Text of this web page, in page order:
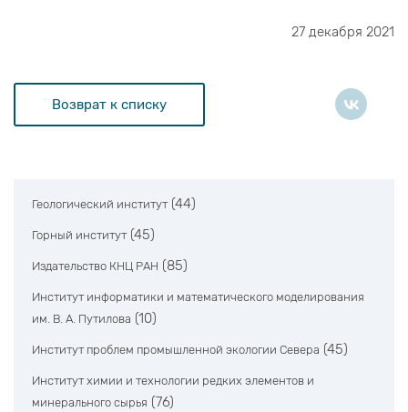
27 декабря 2021
Возврат к списку
Геологический институт (44)
Горный институт (45)
Издательство КНЦ РАН (85)
Институт информатики и математического моделирования
им. В. А. Путилова (10)
Институт проблем промышленной экологии Севера (45)
Институт химии и технологии редких элементов и
минерального сырья (76)